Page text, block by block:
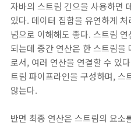
자바의 스트림 긴으을 사용하면
있다. 데이터 집합을 유연하게
념으로 이해해도 좋다. 스트림
되는데 중간 연산은 한 스트림을
로서, 여러 연산을 연결할 수 있
트림 파이프라인을 구성하며,
않는다.
반면 최종 연산은 스트림의 요소